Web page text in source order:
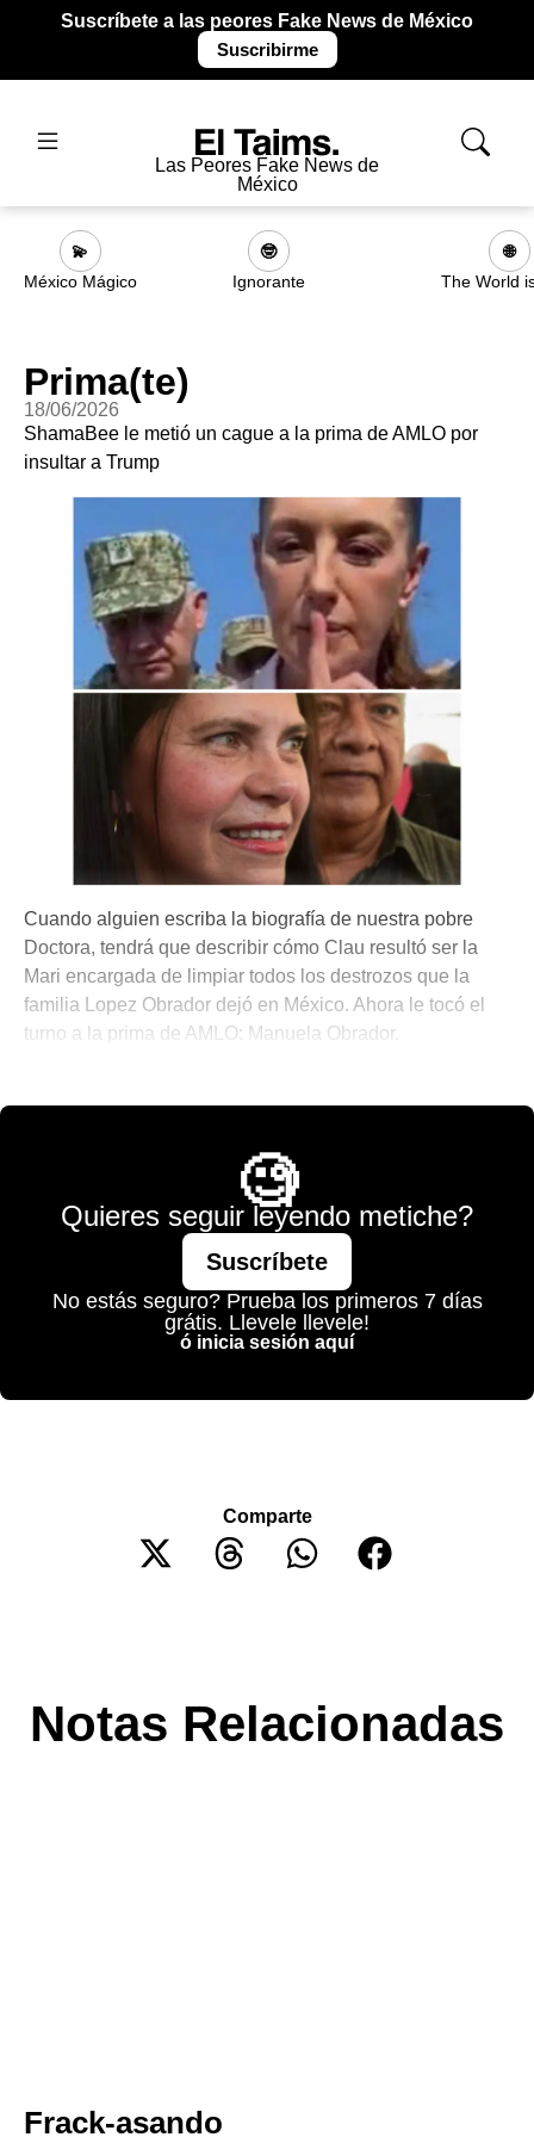
Suscríbete a las peores Fake News de México
Suscribirme
Las Peores Fake News de
México
💫
México Mágico
🤓
Ignorante
🌐
The World
Prima(te)
18/06/2026
ShamaBee le metió un cague a la prima de AMLO por
insultar a Trump
Cuando alguien escriba la biografía de nuestra pobre
Doctora, tendrá que describir cómo Clau resultó ser la
Mari encargada de limpiar todos los destrozos que la
familia Lopez Obrador dejó en México. Ahora le tocó el
turno a la prima de AMLO: Manuela Obrador.
🧐
Quieres seguir leyendo metiche?
Suscríbete
No estás seguro? Prueba los primeros 7 días
grátis. Llevele llevele!
ó inicia sesión aquí
Comparte
Notas Relacionadas
Frack-asando